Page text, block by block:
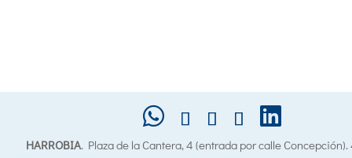
HARROBIA. Plaza de la Cantera, 4 (entrada por calle